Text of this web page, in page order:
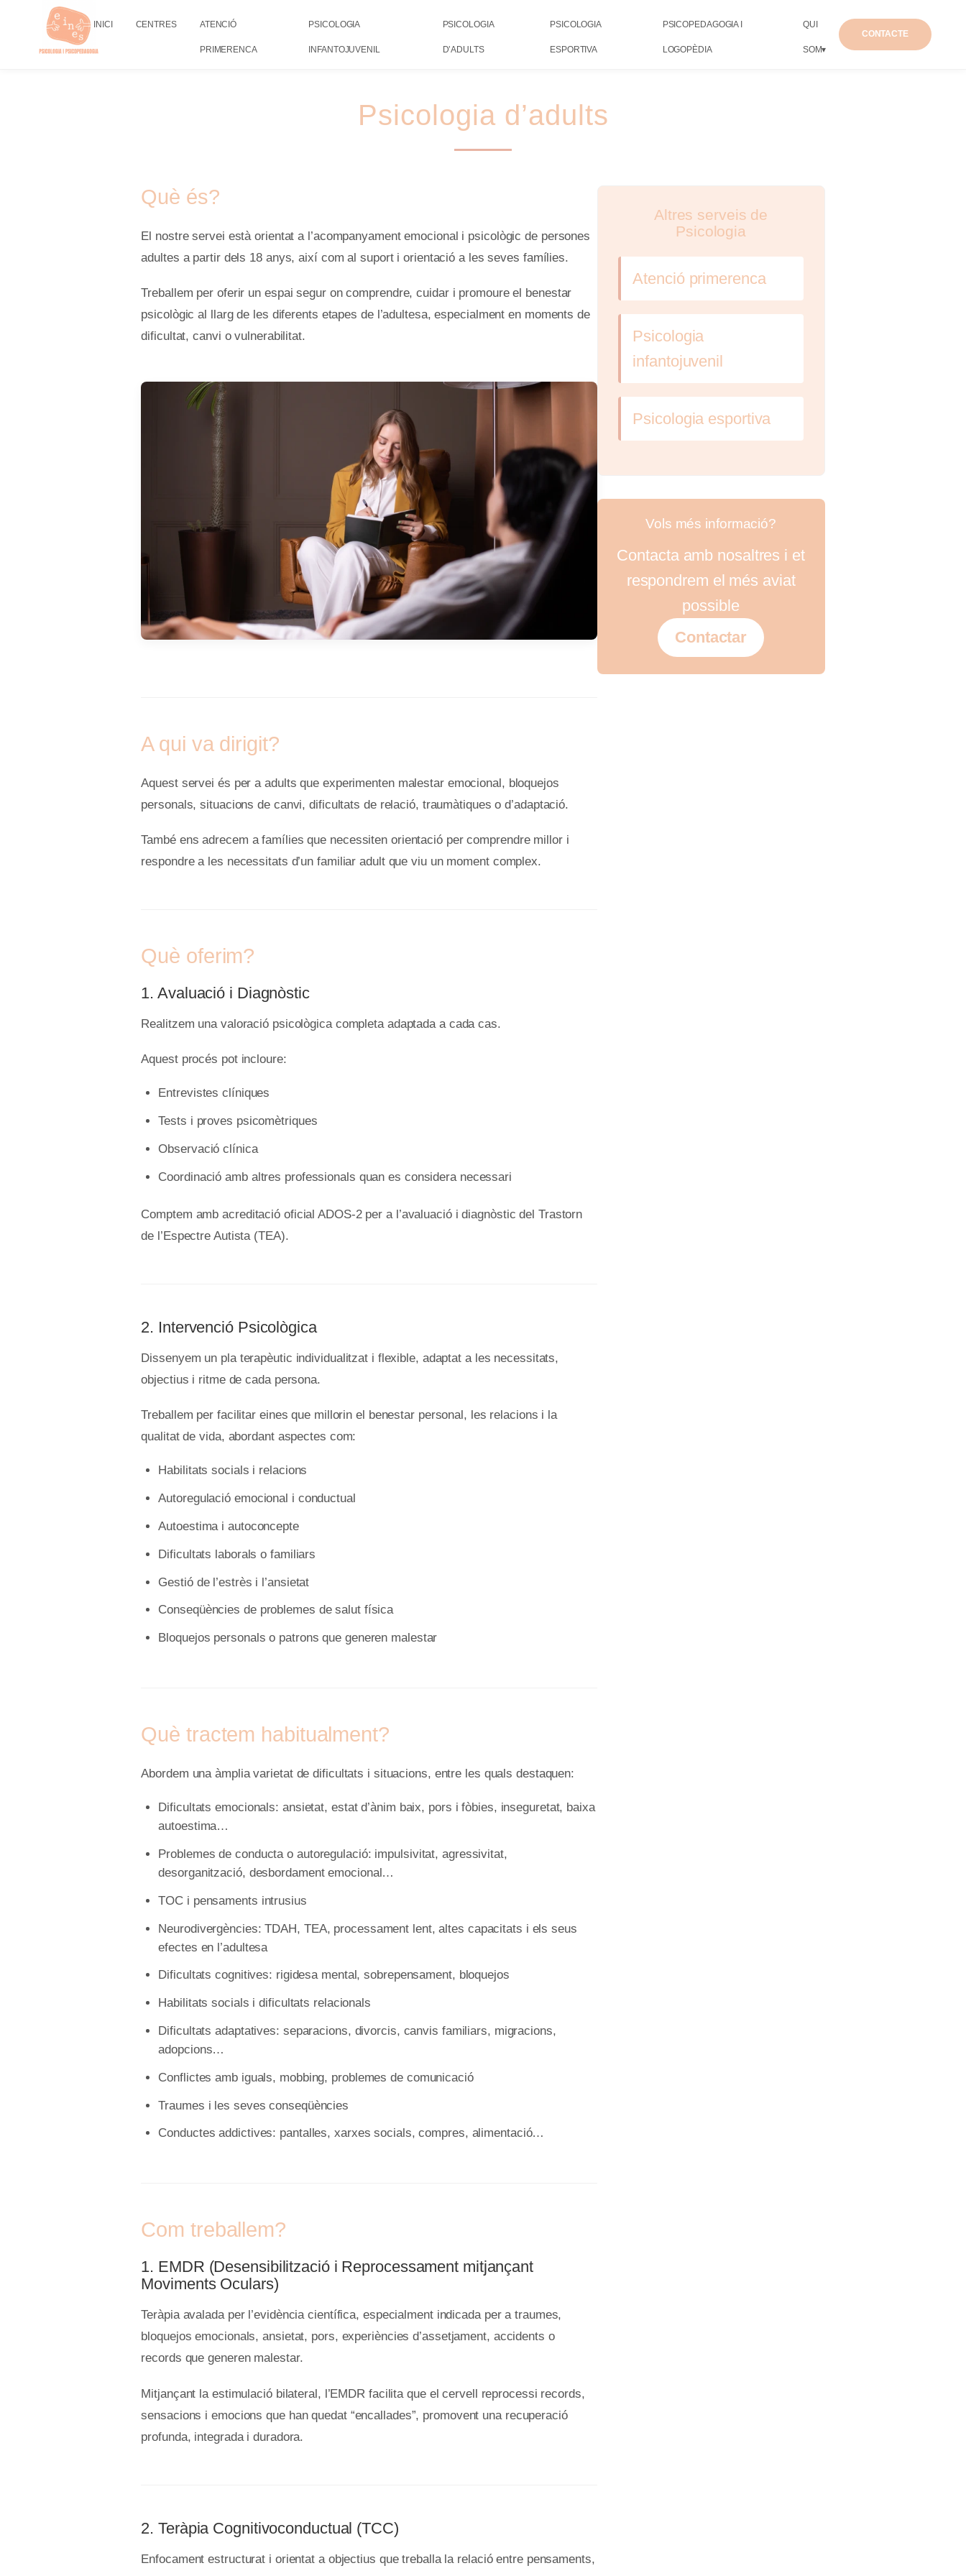
INICI CENTRES ATENCIÓ
PRIMERENCA
PSICOLOGIA
INFANTOJUVENIL
PSICOLOGIA
D’ADULTS
PSICOLOGIA
ESPORTIVA
PSICOPEDAGOGIA I
LOGOPÈDIA
QUI
SOM▾
CONTACTE
Psicologia d’adults
Què és?
El nostre servei està orientat a l’acompanyament emocional i psicològic de persones
adultes a partir dels 18 anys, així com al suport i orientació a les seves famílies.
Treballem per oferir un espai segur on comprendre, cuidar i promoure el benestar
psicològic al llarg de les diferents etapes de l’adultesa, especialment en moments de
dificultat, canvi o vulnerabilitat.
A qui va dirigit?
Aquest servei és per a adults que experimenten malestar emocional, bloquejos
personals, situacions de canvi, dificultats de relació, traumàtiques o d’adaptació.
També ens adrecem a famílies que necessiten orientació per comprendre millor i
respondre a les necessitats d’un familiar adult que viu un moment complex.
Què oferim?
1. Avaluació i Diagnòstic
Realitzem una valoració psicològica completa adaptada a cada cas.
Aquest procés pot incloure:
Entrevistes clíniques
Tests i proves psicomètriques
Observació clínica
Coordinació amb altres professionals quan es considera necessari
Comptem amb acreditació oficial ADOS-2 per a l’avaluació i diagnòstic del Trastorn
de l’Espectre Autista (TEA).
2. Intervenció Psicològica
Dissenyem un pla terapèutic individualitzat i flexible, adaptat a les necessitats,
objectius i ritme de cada persona.
Treballem per facilitar eines que millorin el benestar personal, les relacions i la
qualitat de vida, abordant aspectes com:
Habilitats socials i relacions
Autoregulació emocional i conductual
Autoestima i autoconcepte
Dificultats laborals o familiars
Gestió de l’estrès i l’ansietat
Conseqüències de problemes de salut física
Bloquejos personals o patrons que generen malestar
Què tractem habitualment?
Abordem una àmplia varietat de dificultats i situacions, entre les quals destaquen:
Dificultats emocionals: ansietat, estat d’ànim baix, pors i fòbies, inseguretat, baixa
autoestima…
Problemes de conducta o autoregulació: impulsivitat, agressivitat,
desorganització, desbordament emocional…
TOC i pensaments intrusius
Neurodivergències: TDAH, TEA, processament lent, altes capacitats i els seus
efectes en l’adultesa
Dificultats cognitives: rigidesa mental, sobrepensament, bloquejos
Habilitats socials i dificultats relacionals
Dificultats adaptatives: separacions, divorcis, canvis familiars, migracions,
adopcions…
Conflictes amb iguals, mobbing, problemes de comunicació
Traumes i les seves conseqüències
Conductes addictives: pantalles, xarxes socials, compres, alimentació…
Com treballem?
1. EMDR (Desensibilització i Reprocessament mitjançant
Moviments Oculars)
Teràpia avalada per l’evidència científica, especialment indicada per a traumes,
bloquejos emocionals, ansietat, pors, experiències d’assetjament, accidents o
records que generen malestar.
Mitjançant la estimulació bilateral, l’EMDR facilita que el cervell reprocessi records,
sensacions i emocions que han quedat “encallades”, promovent una recuperació
profunda, integrada i duradora.
2. Teràpia Cognitivoconductual (TCC)
Enfocament estructurat i orientat a objectius que treballa la relació entre pensaments,
Altres serveis de
Psicologia
Atenció primerenca
Psicologia
infantojuvenil
Psicologia esportiva
Vols més informació?
Contacta amb nosaltres i et
respondrem el més aviat
possible
Contactar